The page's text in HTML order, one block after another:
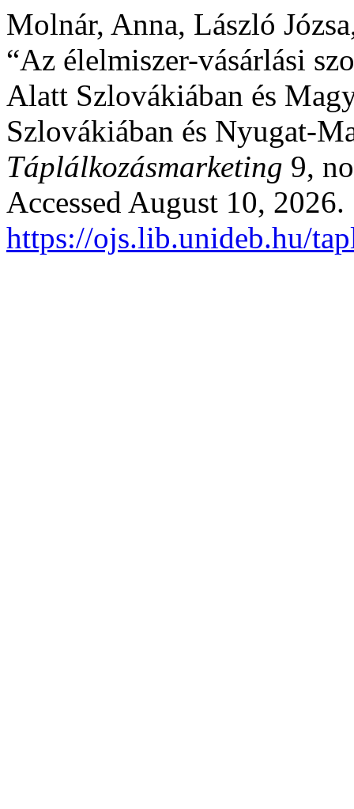
Molnár, Anna, László
“Az élelmiszer-vásárlási
Alatt Szlovákiában és
Szlovákiában és Nyugat-
Táplálkozásmarketing 9,
Accessed August 10, 2026.
https://ojs.lib.unideb.hu/